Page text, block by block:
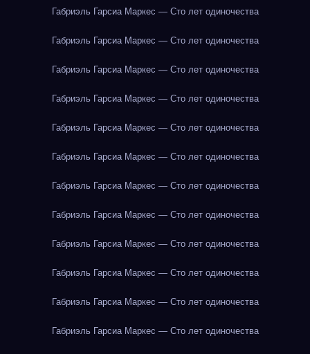
Габриэль Гарсиа Маркес — Сто лет одиночества
Габриэль Гарсиа Маркес — Сто лет одиночества
Габриэль Гарсиа Маркес — Сто лет одиночества
Габриэль Гарсиа Маркес — Сто лет одиночества
Габриэль Гарсиа Маркес — Сто лет одиночества
Габриэль Гарсиа Маркес — Сто лет одиночества
Габриэль Гарсиа Маркес — Сто лет одиночества
Габриэль Гарсиа Маркес — Сто лет одиночества
Габриэль Гарсиа Маркес — Сто лет одиночества
Габриэль Гарсиа Маркес — Сто лет одиночества
Габриэль Гарсиа Маркес — Сто лет одиночества
Габриэль Гарсиа Маркес — Сто лет одиночества